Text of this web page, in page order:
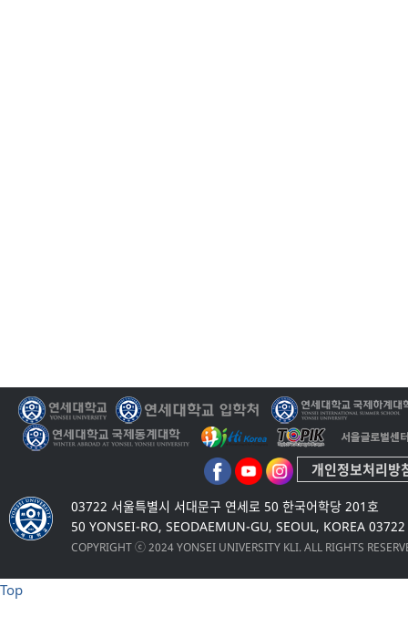
03722 서울특별시 서대문구 연세로 50 한국어학당 201호
50 YONSEI-RO, SEODAEMUN-GU, SEOUL, KOREA 03722
COPYRIGHT ⓒ 2024 YONSEI UNIVERSITY KLI. ALL RIGHTS
개인정보처리방
Top